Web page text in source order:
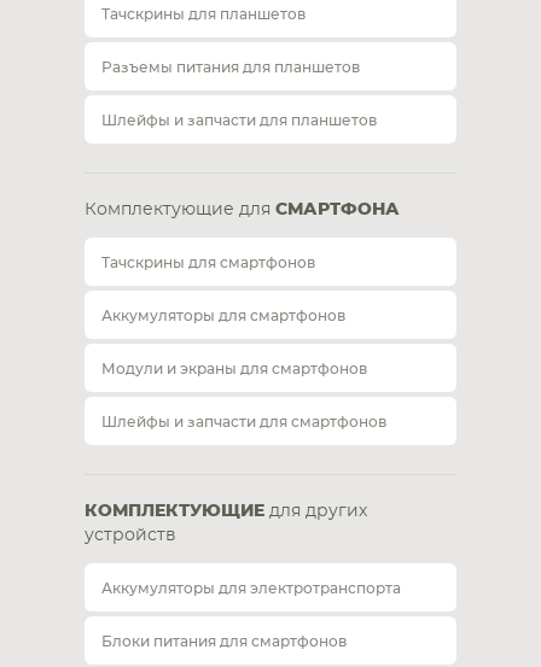
Тачскрины для планшетов
Разъемы питания для планшетов
Шлейфы и запчасти для планшетов
Комплектующие для СМАРТФОНА
Тачскрины для смартфонов
Аккумуляторы для смартфонов
Модули и экраны для смартфонов
Шлейфы и запчасти для смартфонов
КОМПЛЕКТУЮЩИЕ для других
устройств
Аккумуляторы для электротранспорта
Блоки питания для смартфонов